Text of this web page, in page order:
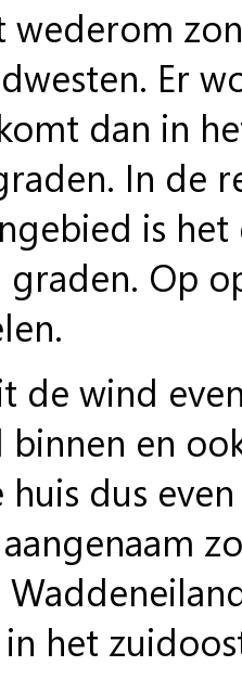
wederom
Er
dan in
In de
is
Op
de wind
binnen en
dus
het